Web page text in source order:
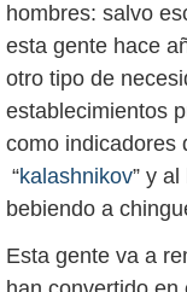
hombres: salvo
esta gente hace
otro tipo de
establecimientos
como indicadores
“kalashnikov” y
bebiendo a
Esta gente va a